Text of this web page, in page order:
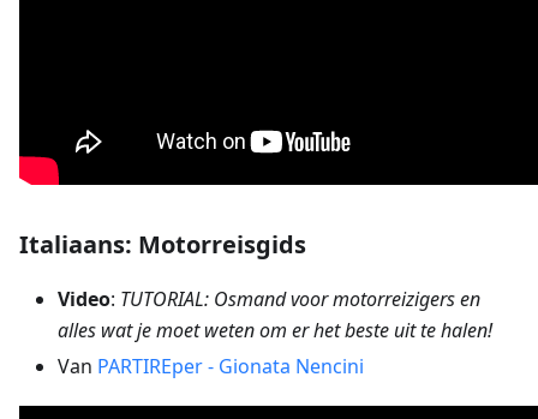
Italiaans: Motorreisgids
Video: TUTORIAL: Osmand voor motorreizigers en
alles wat je moet weten om er het beste uit te halen!
Van PARTIREper - Gionata Nencini